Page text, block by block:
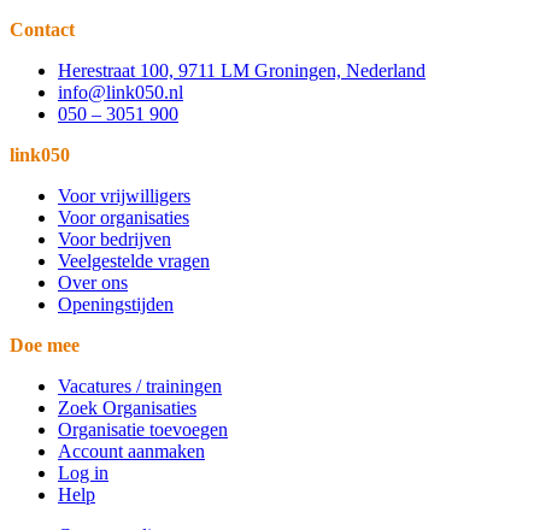
Contact
Herestraat 100, 9711 LM Groningen, Nederland
info@link050.nl
050 – 3051 900
link050
Voor vrijwilligers
Voor organisaties
Voor bedrijven
Veelgestelde vragen
Over ons
Openingstijden
Doe mee
Vacatures / trainingen
Zoek Organisaties
Organisatie toevoegen
Account aanmaken
Log in
Help